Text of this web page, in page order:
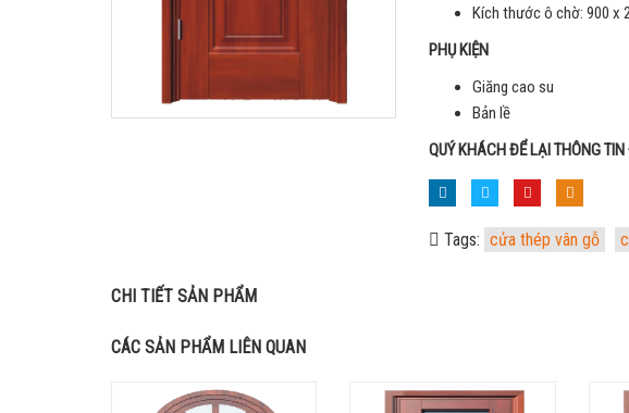
Kích thước ô chờ: 900 x
PHỤ KIỆN
Giăng cao su
Bản lề
QUÝ KHÁCH ĐỂ LẠI THÔNG
Tags: cửa thép vân gỗ
CHI TIẾT SẢN PHẨM
CÁC SẢN PHẨM LIÊN QUAN